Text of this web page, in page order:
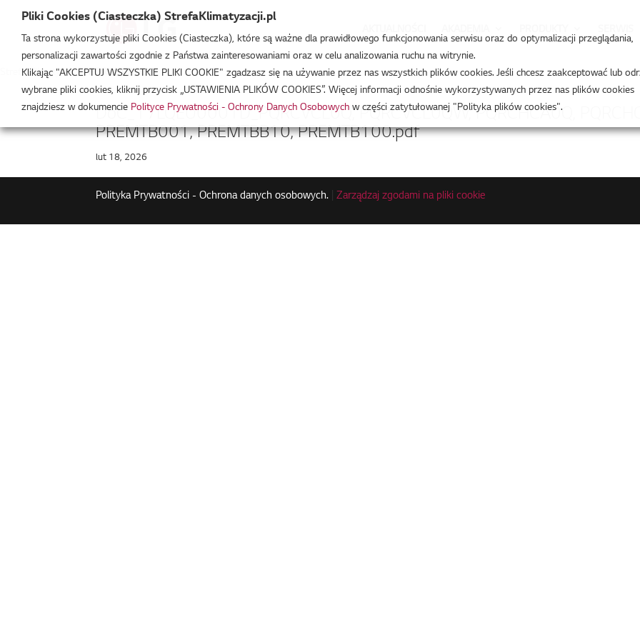
Strefa Klimatyzacji /PQRCHCA0QW
DoC_17LQEU0001D_PQRCVCL0Q, PQRCVCL0QW, PQRCHCA0Q,
PREMTB001, PREMTBB10, PREMTB100.pdf
lut 18, 2026
Polityka Prywatności - Ochrona danych osobowych. |Zarządzaj zgodami na pliki cookie
Pliki Cookies (Ciasteczka) StrefaKlimatyzacji.pl
Ta strona wykorzystuje pliki Cookies (Ciasteczka), które są ważne dla prawidłowego funkcjonowania serwisu oraz do optymalizacji przeglądania,
personalizacji zawartości zgodnie z Państwa zainteresowaniami oraz w celu analizowania ruchu na witrynie.
Klikając "AKCEPTUJ WSZYSTKIE PLIKI COOKIE" zgadzasz się na używanie przez nas wszystkich plików cookies. Jeśli chcesz zaakceptować lub
wybrane pliki cookies, kliknij przycisk „USTAWIENIA PLIKÓW COOKIES”. Więcej informacji odnośnie wykorzystywanych przez nas plików cookies
znajdziesz w dokumencie Polityce Prywatności - Ochrony Danych Osobowych w części zatytułowanej "Polityka plików cookies".